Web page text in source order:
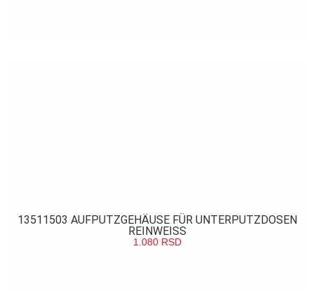
13511503 AUFPUTZGEHÄUSE FÜR UNTERPUTZDOSEN
REINWEISS
1.080 RSD